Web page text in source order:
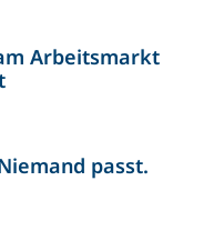
Arbeitsmarkt
passt.